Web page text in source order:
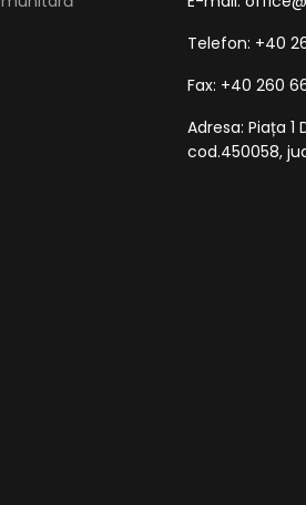
Telefon: +40
Fax: +40 260
Adresa: Piața 1
cod.450058,